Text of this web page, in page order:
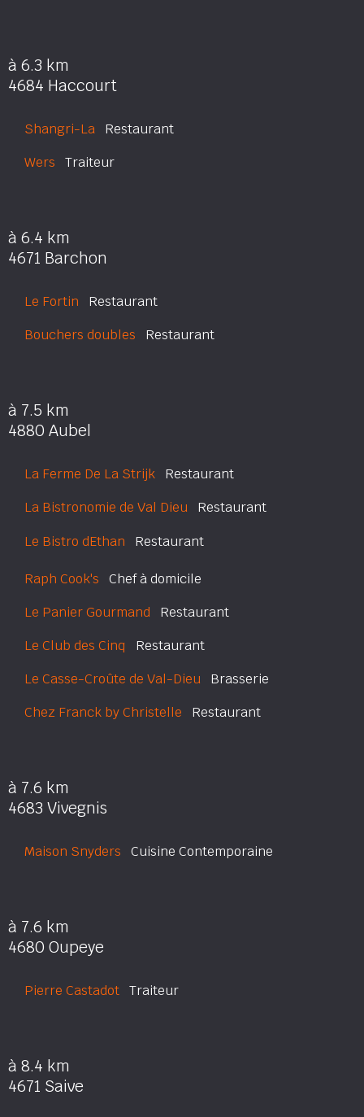
à 6.3 km
4684 Haccourt
Shangri-La Restaurant
Wers Traiteur
à 6.4 km
4671 Barchon
Le Fortin Restaurant
Bouchers doubles Restaurant
à 7.5 km
4880 Aubel
La Ferme De La Strijk Restaurant
La Bistronomie de Val Dieu Restaurant
Le Bistro dEthan Restaurant
Raph Cook's Chef à domicile
Le Panier Gourmand Restaurant
Le Club des Cinq Restaurant
Le Casse-Croûte de Val-Dieu Brasserie
Chez Franck by Christelle Restaurant
à 7.6 km
4683 Vivegnis
Maison Snyders Cuisine Contemporaine
à 7.6 km
4680 Oupeye
Pierre Castadot Traiteur
à 8.4 km
4671 Saive